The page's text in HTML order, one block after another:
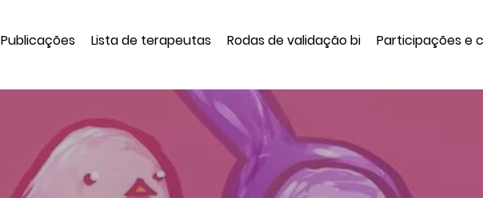
Publicações Lista de terapeutas Rodas de validação bi Participações e